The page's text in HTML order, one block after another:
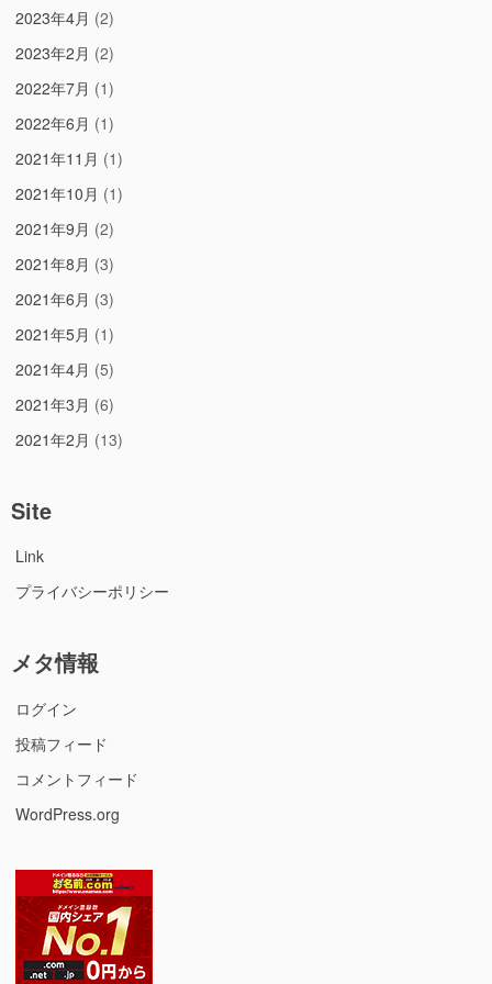
2023年4月 (2)
2023年2月 (2)
2022年7月 (1)
2022年6月 (1)
2021年11月 (1)
2021年10月 (1)
2021年9月 (2)
2021年8月 (3)
2021年6月 (3)
2021年5月 (1)
2021年4月 (5)
2021年3月 (6)
2021年2月 (13)
Site
Link
プライバシーポリシー
メタ情報
ログイン
投稿フィード
コメントフィード
WordPress.org